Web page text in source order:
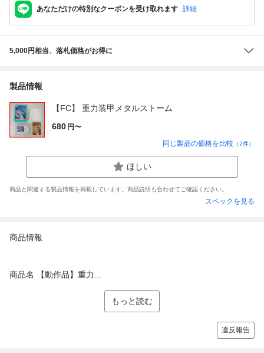
あなただけの特別なクーポンを受け取れます 詳細
5,000円相当、落札価格がお得に
製品情報
【FC】 重力装甲メタルストーム
680 円〜
同じ製品の価格を比較 （7件）
ほしい
商品と関連する製品情報を掲載しています。商品説明も合わせてご確認ください。
スペックを見る
商品情報
商品名 【動作品】重力...
もっと読む
違反報告